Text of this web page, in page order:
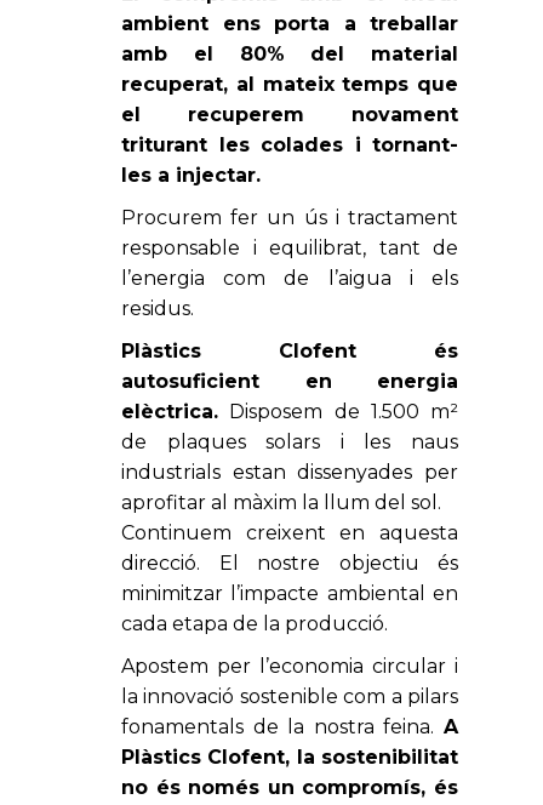
ambient ens porta a treballar
amb el 80% del material
recuperat, al mateix temps que
el recuperem novament
triturant les colades i tornant-
les a injectar.
Procurem fer un ús i tractament
responsable i equilibrat, tant de
l’energia com de l’aigua i els
residus.
Plàstics Clofent és
autosuficient en energia
elèctrica. Disposem de 1.500 m²
de plaques solars i les naus
industrials estan dissenyades per
aprofitar al màxim la llum del sol.
Continuem creixent en aquesta
direcció. El nostre objectiu és
minimitzar l’impacte ambiental en
cada etapa de la producció.
Apostem per l’economia circular i
la innovació sostenible com a pilars
fonamentals de la nostra feina. A
Plàstics Clofent, la sostenibilitat
no és només un compromís, és